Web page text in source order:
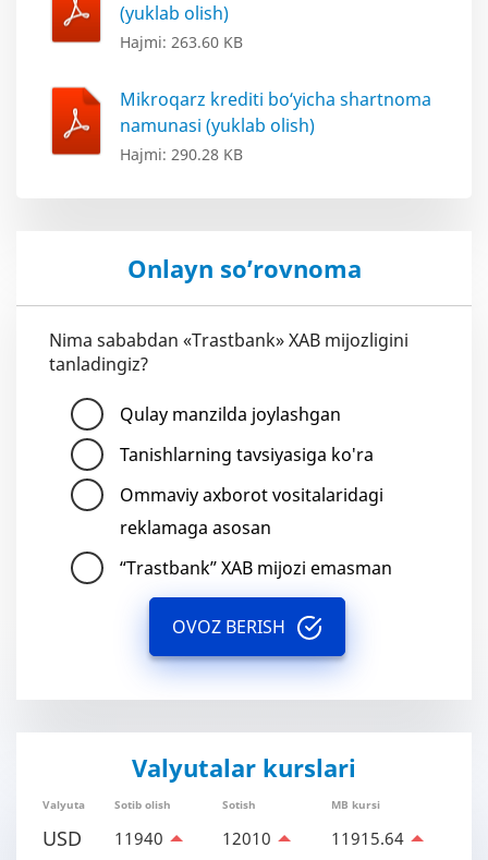
(yuklab olish)
Hajmi: 263.60 KB
Mikroqarz krediti bo‘yicha shartnoma
namunasi (yuklab olish)
Hajmi: 290.28 KB
Onlayn so’rovnoma
Nima sababdan «Trastbank» XAB mijozligini
tanladingiz?
Qulay manzilda joylashgan
Tanishlarning tavsiyasiga ko'ra
Ommaviy axborot vositalaridagi
reklamaga asosan
“Trastbank” XAB mijozi emasman
OVOZ BERISH
Valyutalar kurslari
Valyuta Sotib olish Sotish MB kursi
USD 11940 12010 11915.64